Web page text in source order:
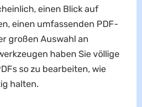
einen Blick auf
einen umfassenden PDF-
großen Auswahl an
haben Sie völlige
so zu bearbeiten, wie
halten.